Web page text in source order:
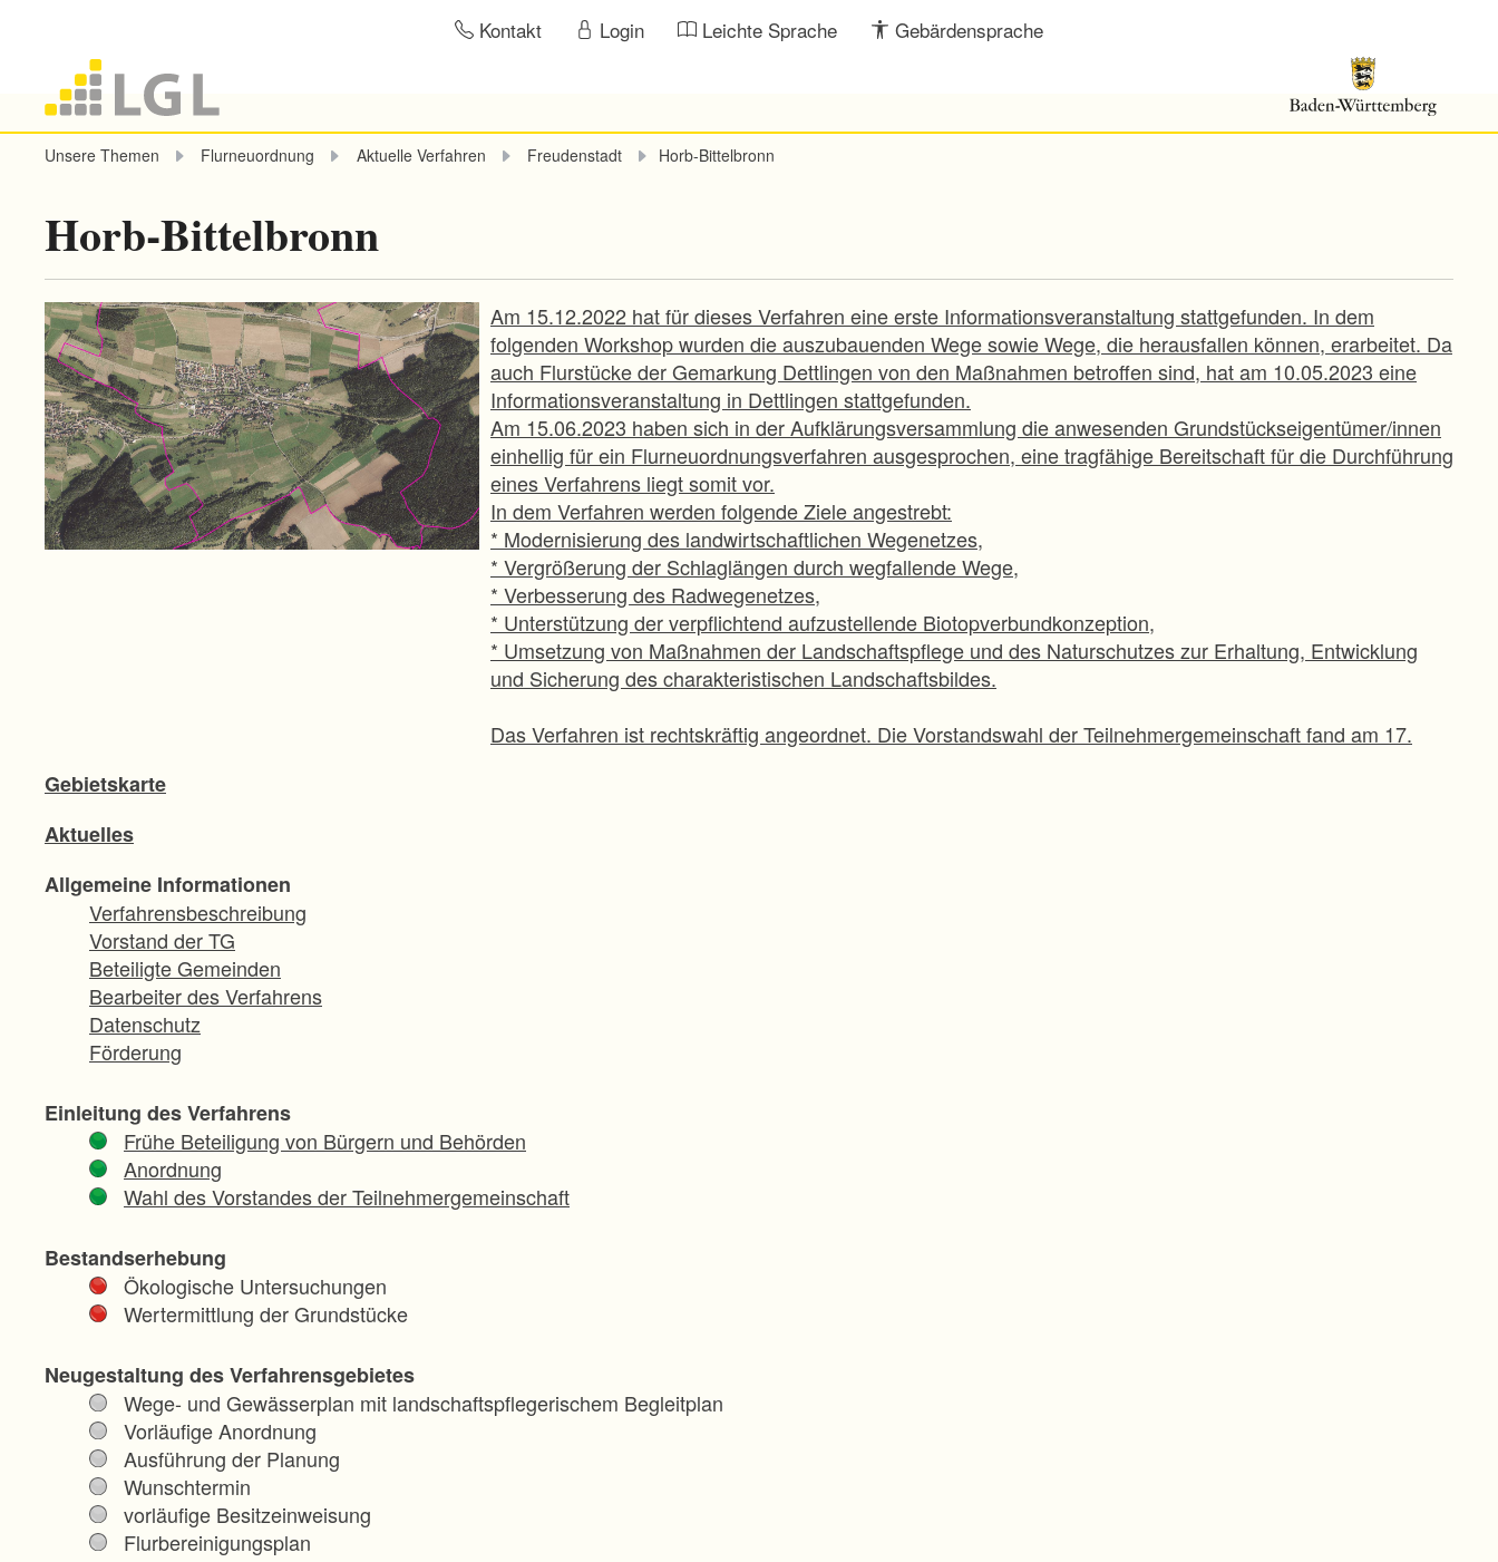
Kontakt Login Leichte Sprache Gebärdensprache
Unsere Themen Flurneuordnung Aktuelle Verfahren Freudenstadt Horb-Bittelbronn
Horb-Bittelbronn
Am 15.12.2022 hat für dieses Verfahren eine erste Informationsveranstaltung stattgefunden. In dem
folgenden Workshop wurden die auszubauenden Wege sowie Wege, die herausfallen können, erarbeitet. Da
auch Flurstücke der Gemarkung Dettlingen von den Maßnahmen betroffen sind, hat am 10.05.2023 eine
Informationsveranstaltung in Dettlingen stattgefunden.
Am 15.06.2023 haben sich in der Aufklärungsversammlung die anwesenden Grundstückseigentümer/innen
einhellig für ein Flurneuordnungsverfahren ausgesprochen, eine tragfähige Bereitschaft für die Durchführung
eines Verfahrens liegt somit vor.
In dem Verfahren werden folgende Ziele angestrebt:
* Modernisierung des landwirtschaftlichen Wegenetzes,
* Vergrößerung der Schlaglängen durch wegfallende Wege,
* Verbesserung des Radwegenetzes,
* Unterstützung der verpflichtend aufzustellende Biotopverbundkonzeption,
* Umsetzung von Maßnahmen der Landschaftspflege und des Naturschutzes zur Erhaltung, Entwicklung
und Sicherung des charakteristischen Landschaftsbildes.
Das Verfahren ist rechtskräftig angeordnet. Die Vorstandswahl der Teilnehmergemeinschaft fand am 17.
Gebietskarte
Aktuelles
Allgemeine Informationen
Verfahrensbeschreibung
Vorstand der TG
Beteiligte Gemeinden
Bearbeiter des Verfahrens
Datenschutz
Förderung
Einleitung des Verfahrens
Frühe Beteiligung von Bürgern und Behörden
Anordnung
Wahl des Vorstandes der Teilnehmergemeinschaft
Bestandserhebung
Ökologische Untersuchungen
Wertermittlung der Grundstücke
Neugestaltung des Verfahrensgebietes
Wege- und Gewässerplan mit landschaftspflegerischem Begleitplan
Vorläufige Anordnung
Ausführung der Planung
Wunschtermin
vorläufige Besitzeinweisung
Flurbereinigungsplan